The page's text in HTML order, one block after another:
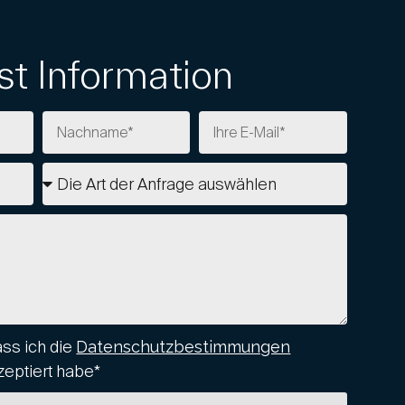
Information
ich die Datenschutzbestimmungen
habe*